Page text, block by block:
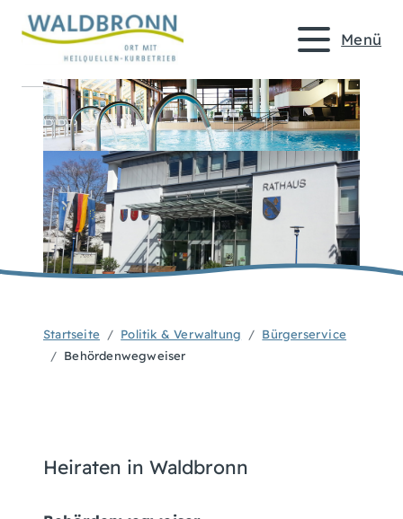
Menü
Startseite Politik & Verwaltung
Bürgerservice
Behördenwegweiser
Heiraten in Waldbronn